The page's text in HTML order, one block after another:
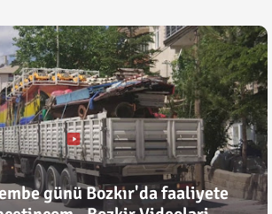
günü Bozkır'da faaliyete